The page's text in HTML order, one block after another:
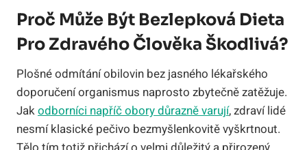
Proč Může Být Bezlepková Dieta
Pro Zdravého Člověka Škodlivá?
Plošné odmítání obilovin bez jasného lékařského
doporučení organismus naprosto zbytečně zatěžuje.
Jakodborníci napříč obory důrazně varují, zdraví lidé
nesmí klasické pečivo bezmyšlenkovitě vyškrtnout.